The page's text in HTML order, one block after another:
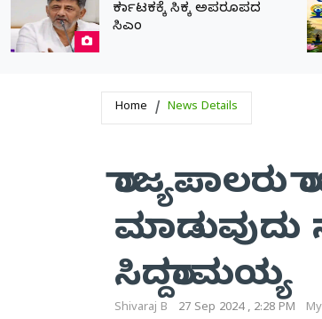
ಕರ್ನಾಟಕಕ್ಕೆ ಸಿಕ್ಕ ಅಪರೂಪದ
ಸಿಎಂ
Home News Details
ರಾಜ್ಯಪಾಲರು
ಸಿದ್ದರಾಮಯ್ಯ
Shivaraj B 27 Sep 2024 , 2:28 PM